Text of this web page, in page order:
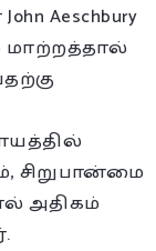
Aeschbury
மாற்றத்தால்
சிறுபான்மை
அதிகம்